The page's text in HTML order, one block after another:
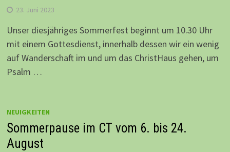
23. Juni 2023
Unser diesjähriges Sommerfest beginnt um 10.30 Uhr
mit einem Gottesdienst, innerhalb dessen wir ein wenig
auf Wanderschaft im und um das ChristHaus gehen, um
Psalm …
NEUIGKEITEN
Sommerpause im CT vom 6. bis 24.
August